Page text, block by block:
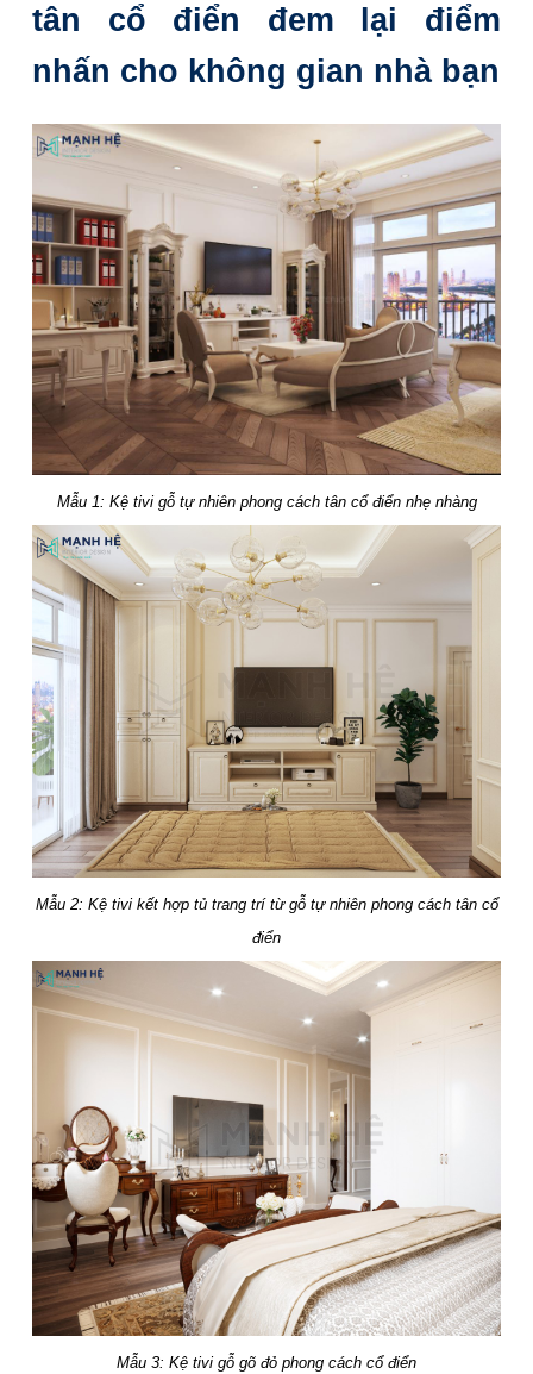
tân cổ điển đem lại điểm
nhấn cho không gian nhà bạn
Mẫu 1: Kệ tivi gỗ tự nhiên phong cách tân cổ điển nhẹ nhàng
Mẫu 2: Kệ tivi kết hợp tủ trang trí từ gỗ tự nhiên phong cách tân cổ
điển
Mẫu 3: Kệ tivi gỗ gõ đỏ phong cách cổ điển